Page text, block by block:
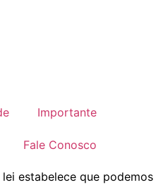
Importante
Fale Conosco
estabelece que